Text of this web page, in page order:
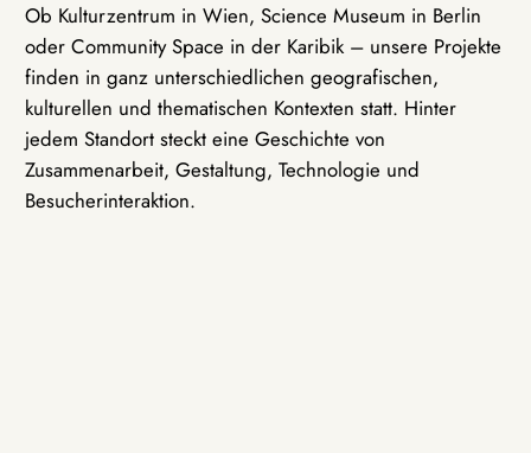
Ob Kulturzentrum in Wien, Science Museum in Berlin
oder Community Space in der Karibik – unsere Projekte
finden in ganz unterschiedlichen geografischen,
kulturellen und thematischen Kontexten statt. Hinter
jedem Standort steckt eine Geschichte von
Zusammenarbeit, Gestaltung, Technologie und
Besucherinteraktion.